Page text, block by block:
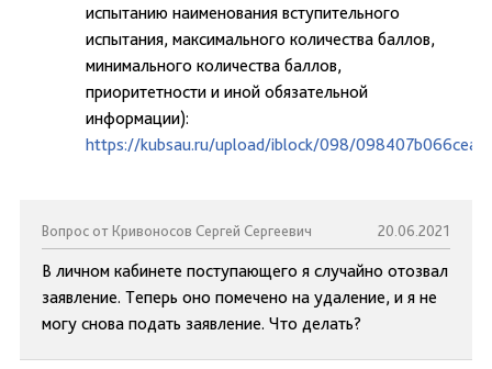
испытанию наименования вступительного
испытания, максимального количества баллов,
минимального количества баллов,
приоритетности и иной обязательной
информации):
https://kubsau.ru/upload/iblock/098/
Вопрос от Кривоносов Сергей Сергеевич 20.06.2021
В личном кабинете поступающего я случайно отозвал
заявление. Теперь оно помечено на удаление, и я не
могу снова подать заявление. Что делать?